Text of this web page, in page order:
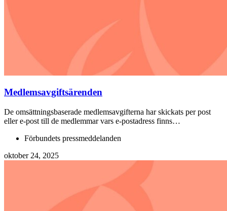
Medlemsavgiftsärenden
De omsättningsbaserade medlemsavgifterna har skickats per post
eller e-post till de medlemmar vars e-postadress finns…
Förbundets pressmeddelanden
oktober 24, 2025